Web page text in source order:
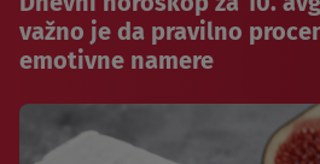
važno je da pravilno
emotivne namere